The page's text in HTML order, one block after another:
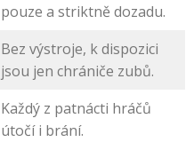
pouze a striktně dozadu.
Bez výstroje, k dispozici
jsou jen chrániče zubů.
Každý z patnácti hráčů
útočí i brání.